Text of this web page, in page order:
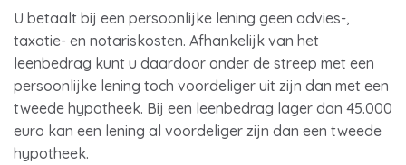
U betaalt bij een persoonlijke lening geen advies-,
taxatie- en notariskosten. Afhankelijk van het
leenbedrag kunt u daardoor onder de streep met een
persoonlijke lening toch voordeliger uit zijn dan met een
tweede hypotheek. Bij een leenbedrag lager dan 45.000
euro kan een lening al voordeliger zijn dan een tweede
hypotheek.